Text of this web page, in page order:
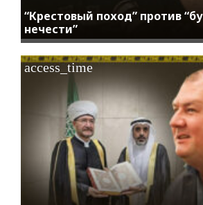
“Крестовый поход” против
нечести”
access_time